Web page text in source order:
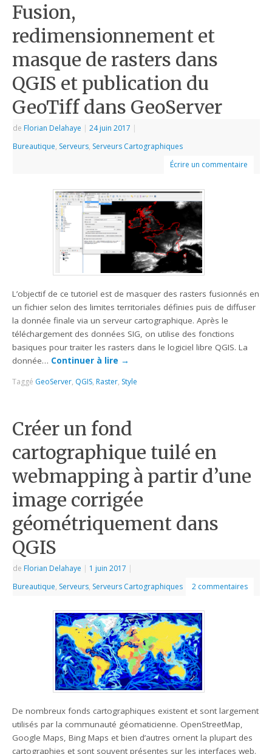
Fusion,
redimensionnement et
masque de rasters dans
QGIS et publication du
GeoTiff dans GeoServer
de Florian Delahaye | 24 juin 2017 |
Bureautique, Serveurs, Serveurs Cartographiques
Écrire un commentaire
L’objectif de ce tutoriel est de masquer des rasters fusionnés en
un fichier selon des limites territoriales définies puis de diffuser
la donnée finale via un serveur cartographique. Après le
téléchargement des données SIG, on utilise des fonctions
basiques pour traiter les rasters dans le logiciel libre QGIS. La
donnée… Continuer à lire →
Taggé GeoServer, QGIS, Raster, Style
Créer un fond
cartographique tuilé en
webmapping à partir d’une
image corrigée
géométriquement dans
QGIS
de Florian Delahaye | 1 juin 2017 |
Bureautique, Serveurs, Serveurs Cartographiques 2 commentaires
De nombreux fonds cartographiques existent et sont largement
utilisés par la communauté géomaticienne. OpenStreetMap,
Google Maps, Bing Maps et bien d’autres ornent la plupart des
cartographies et sont souvent présentes sur les interfaces web.